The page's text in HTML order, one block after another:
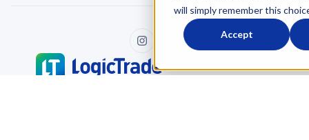
will simply remember this
Accept